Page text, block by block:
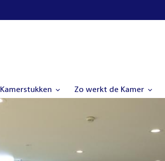
Kamerstukken Zo werkt de Kamer